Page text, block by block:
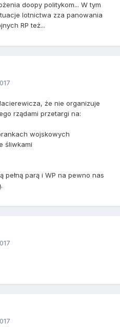
doopy politykom... W tym
lotnictwa zza panowania
RP też...
że nie organizuje
rządami przetargi na:
wojskowych
śliwkami
pełną parą i WP na pewno nas